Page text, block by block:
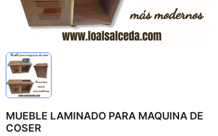
MUEBLE LAMINADO PARA MAQUINA DE
COSER